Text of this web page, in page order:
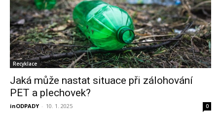
Recyklace
Jaká může nastat situace při zálohování
PET a plechovek?
inODPADY - 10. 1. 2025 0